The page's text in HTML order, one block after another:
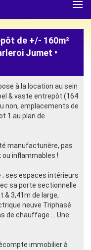
de +/- 160m²
Jumet •
à la location au sein
& vaste entrepôt (164
non, emplacements de
1 au plan de
manufacturière, pas
inflammables !
ses espaces intérieurs
sa porte sectionnelle
& 3,41m de large,
neuve Triphasé
de chauffage.....Une
immobilier à